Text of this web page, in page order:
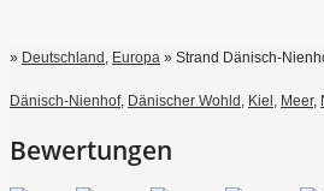
» Deutschland Europa » Strand Dänisch-
Dänisch-Nienhof, Dänischer Wohld Kiel Meer,
Bewertungen